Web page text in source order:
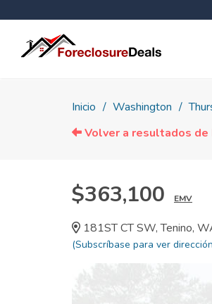
Inicio Washington
Volver a resultados de
$363,100 EMV
181ST CT SW, Tenino,
(Subscríbase para ver